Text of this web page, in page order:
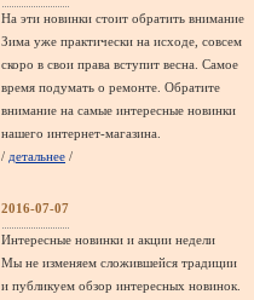
На эти новинки стоит обратить внимание
Зима уже практически на исходе, совсем
скоро в свои права вступит весна. Самое
время подумать о ремонте. Обратите
внимание на самые интересные новинки
нашего интернет-магазина.
/ детальнее /
2016-07-07
Интересные новинки и акции недели
Мы не изменяем сложившейся традиции
и публикуем обзор интересных новинок.